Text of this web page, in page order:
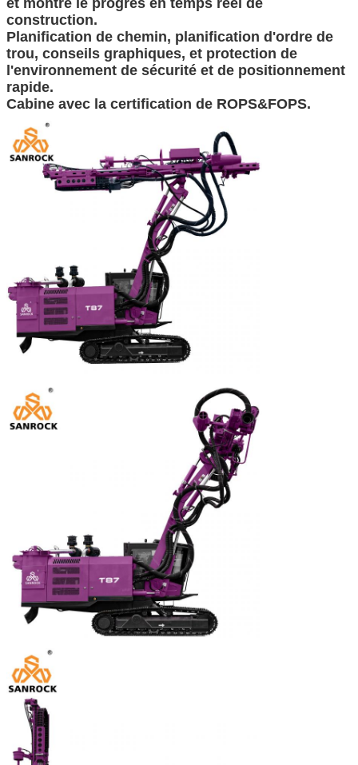
construction.
Planification de chemin, planification d'ordre de
trou, conseils graphiques, et protection de
l'environnement de sécurité et de positionnement
rapide.
Cabine avec la certification de ROPS&FOPS.